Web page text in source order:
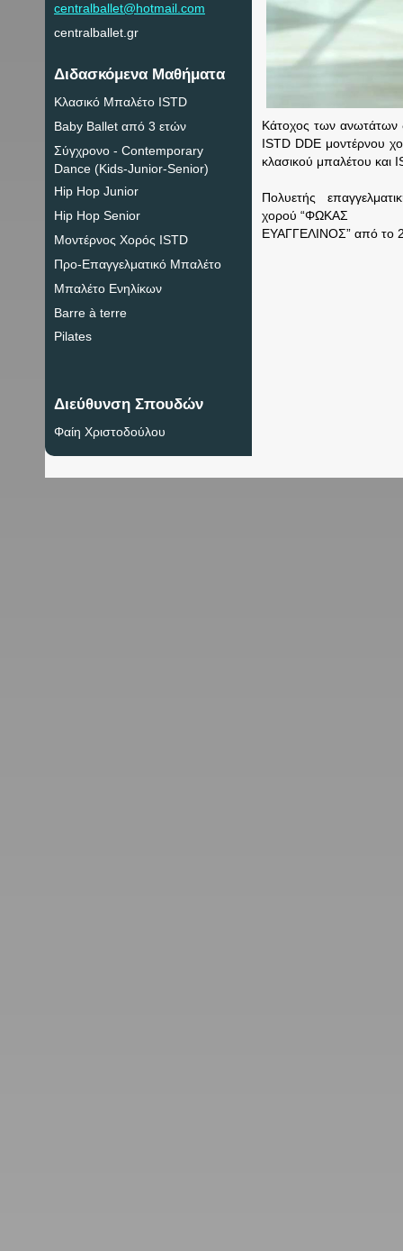
centralballet@hotmail.com
centralballet.gr
Διδασκόμενα Μαθήματα
Κλασικό Μπαλέτο ISTD
Baby Ballet από 3 ετών
Σύγχρονο - Contemporary
Dance (Kids-Junior-Senior)
Hip Hop Junior
Hip Hop Senior
Μοντέρνος Χορός ISTD
Προ-Eπαγγελματικό Μπαλέτο
Μπαλέτο Ενηλίκων
Barre à terre
Pilates
Διεύθυνση Σπουδών
Φαίη Χριστοδούλου
Κάτοχος των ανωτάτων
ISTD DDE μοντέρνου
κλασικού μπαλέτου
Πολυετής
χορού “ΦΩΚΑΣ
ΕΥΑΓΓΕΛΙΝΟΣ” από το